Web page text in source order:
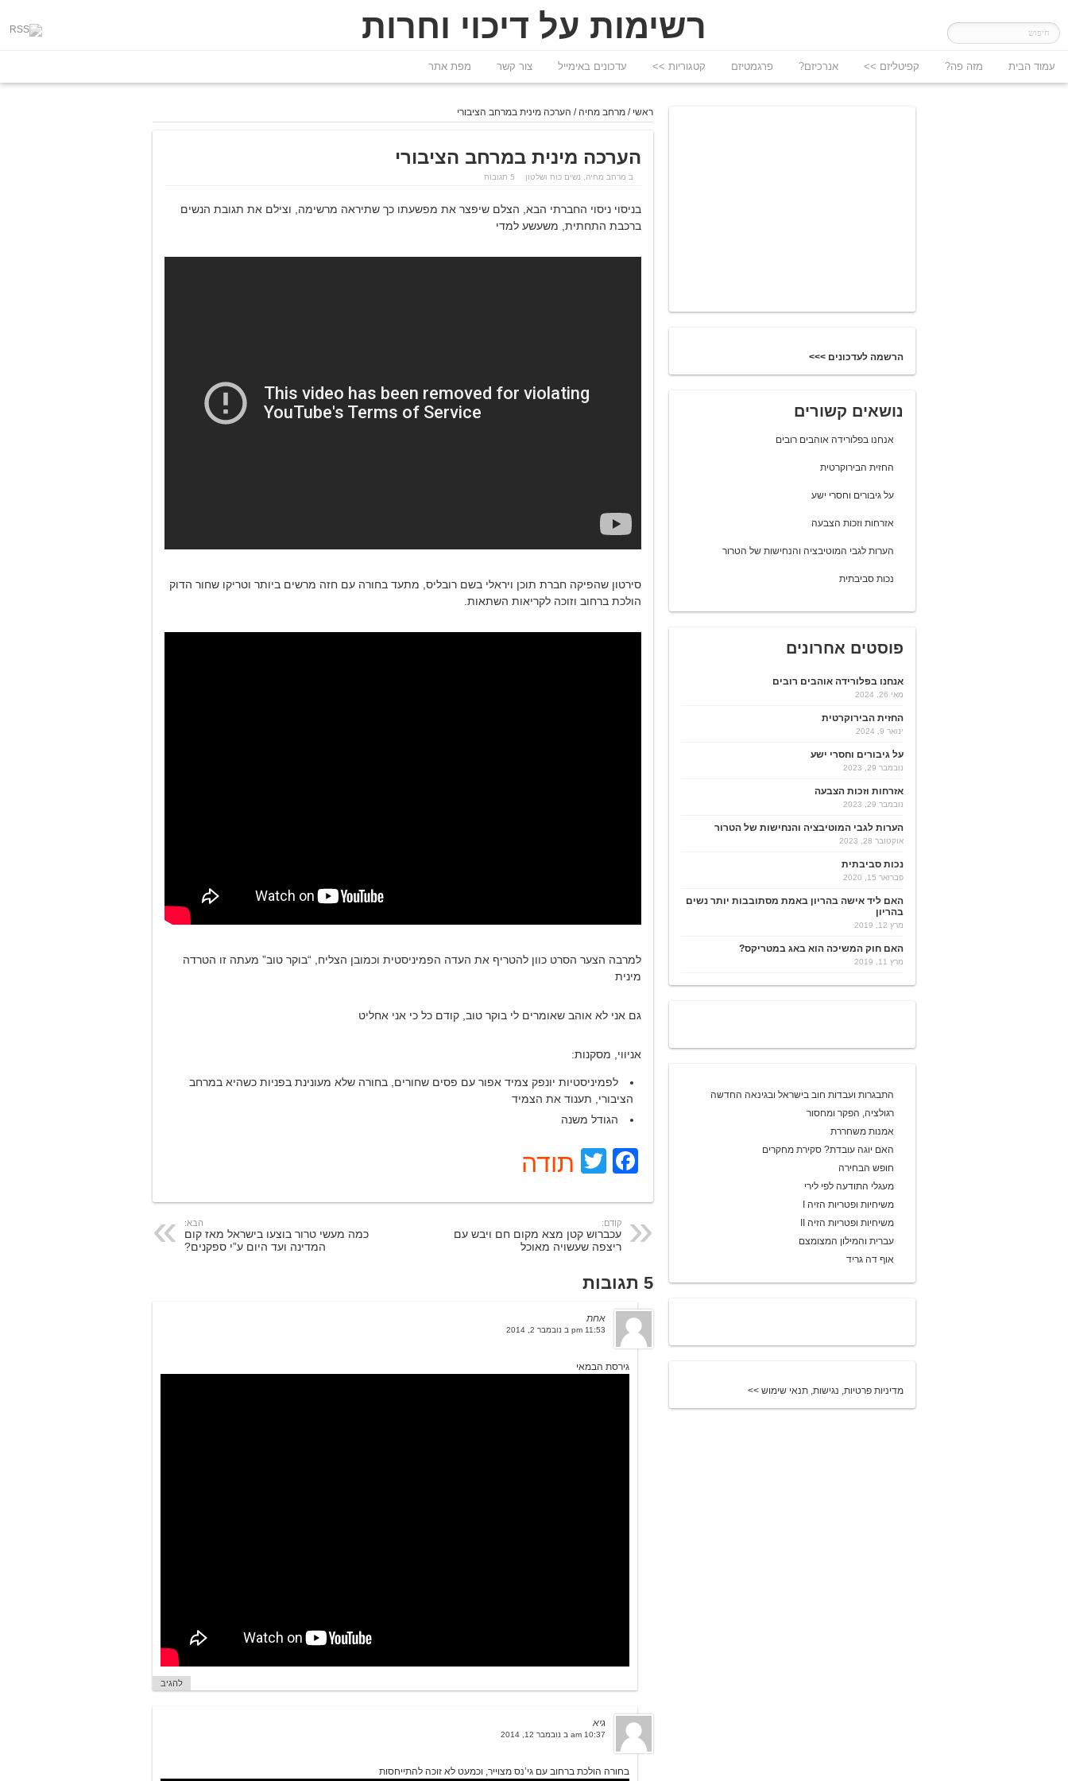
רשימות על דיכוי וחרות
עמוד הבית מזה פה? קפיטליזם >> אנרכיזם? פרגמטיזם קטגוריות >> עדכונים באימייל צור קשר מפת אתר
ראשי / מרחב מחיה / הערכה מינית במרחב הציבורי
הערכה מינית במרחב הציבורי
ב מרחב מחיה נשים כוח ושלטון 5 תגובות
בניסוי ניסוי החברתי הבא, הצלם שיפצר את מפשעתו כך שתיראה מרשימה, וצילם את תגובת הנשים
ברכבת התחתית, משעשע למדי
סירטון שהפיקה חברת תוכן ויראלי בשם רובליס, מתעד בחורה עם חזה מרשים ביותר וטריקו שחור הדוק
הולכת ברחוב וזוכה לקריאות השתאות.
למרבה הצער הסרט כוון להטריף את העדה הפמיניסטית וכמובן הצליח, “בוקר טוב” מעתה זו הטרדה
מינית
גם אני לא אוהב שאומרים לי בוקר טוב, קודם כל כי אני אחליט
אניווי, מסקנות:
לפמיניסטיות יונפק צמיד אפור עם פסים שחורים, בחורה שלא מעונינת בפניות כשהיא במרחב
הציבורי, תענוד את הצמיד
הגודל משנה
Facebook
Twitter
תודה
קודם:
עכברוש קטן מצא מקום חם ויבש עם
ריצפה שעשויה מאוכל
הבא:
כמה מעשי טרור בוצעו בישראל מאז קום
המדינה ועד היום ע”י ספקנים?
5 תגובות
אחת
11:53 pm ב נובמבר 2, 2014
גירסת הבמאי
להגיב
גיא
10:37 am ב נובמבר 12, 2014
בחורה הולכת ברחוב עם גי’נס מצוייר, וכמעט לא זוכה להתייחסות
הרשמה לעדכונים >>>
נושאים קשורים
אנחנו בפלורידה אוהבים רובים
החזית הבירוקרטית
על גיבורים וחסרי ישע
אזרחות וזכות הצבעה
הערות לגבי המוטיבציה והנחישות של הטרור
נכות סביבתית
פוסטים אחרונים
אנחנו בפלורידה אוהבים רובים
מאי 26, 2024
החזית הבירוקרטית
ינואר 9, 2024
על גיבורים וחסרי ישע
נובמבר 29, 2023
אזרחות וזכות הצבעה
נובמבר 29, 2023
הערות לגבי המוטיבציה והנחישות של הטרור
אוקטובר 28, 2023
נכות סביבתית
פברואר 15, 2020
האם ליד אישה בהריון באמת מסתובבות יותר נשים
בהריון
מרץ 12, 2019
האם חוק המשיכה הוא באג במטריקס?
מרץ 11, 2019
התבגרות ועבדות חוב בישראל ובגינאה החדשה
רגולציה, הפקר ומחסור
אמנות משחררת
האם יוגה עובדת? סקירת מחקרים
חופש הבחירה
מעגלי התודעה לפי לירי
משיחיות ופטריות הזיה I
משיחיות ופטריות הזיה II
עברית והמילון המצומצם
אוף דה גריד
מדיניות פרטיות, נגישות, תנאי שימוש >>